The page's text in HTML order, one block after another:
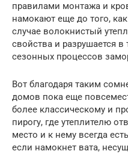
правилами монтажа и
намокают еще до того,
случае волокнистый
свойства и разрушается
сезонных процессов
Вот благодаря таким
домов пока еще
более классическому и
пирогу, где утеплителю
место и к нему всегда
если намокнет вата,